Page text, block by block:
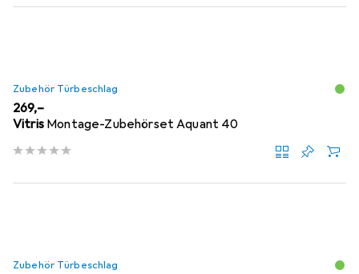
Zubehör Türbeschlag
EUR
269,–
Vitris Montage-Zubehörset Aquant 40
Zubehör Türbeschlag